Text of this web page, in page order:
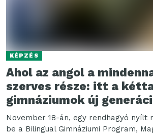
KÉPZÉS
Ahol az angol a
szerves része: itt a
gimnáziumok új
November 18-án, egy rendhagyó nyílt
be a Bilingual Gimnáziumi Program,